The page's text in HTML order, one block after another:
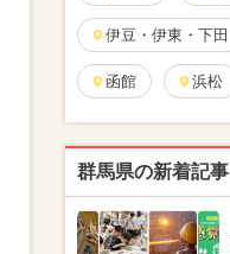
伊豆・伊東・下田
函館 浜松
群馬県の新着記事